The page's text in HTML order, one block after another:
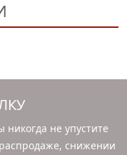
не упустите
снижении